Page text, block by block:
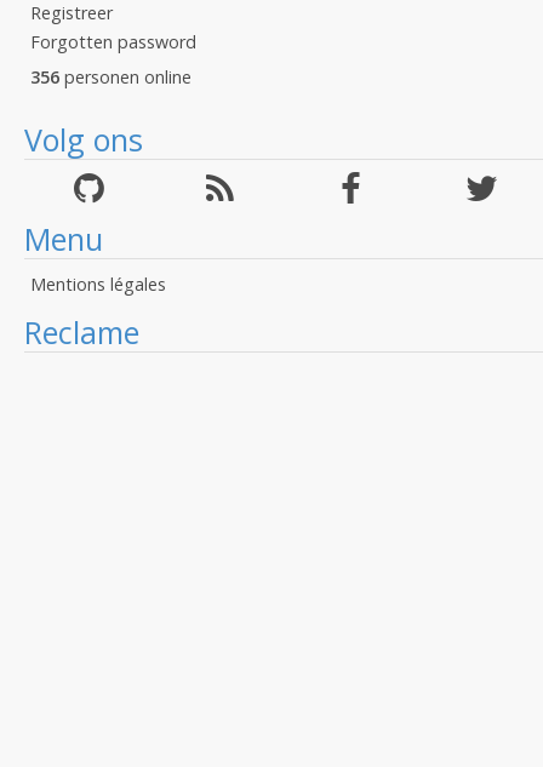
Registreer
Forgotten password
356 personen online
Volg ons
Menu
Mentions légales
Reclame